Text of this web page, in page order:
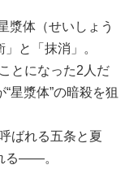
漿体（せいしょう
と「抹消」。
とになった2人だ
星漿体”の暗殺を狙
ばれる五条と夏
る――。